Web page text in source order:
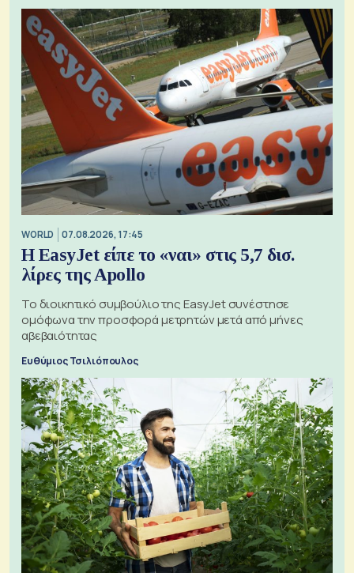
WORLD 07.08.2026, 17:45
Η EasyJet είπε το «ναι» στις 5,7 δισ.
λίρες της Apollo
Το διοικητικό συμβούλιο της EasyJet συνέστησε
ομόφωνα την προσφορά μετρητών μετά από μήνες
αβεβαιότητας
Ευθύμιος Τσιλιόπουλος